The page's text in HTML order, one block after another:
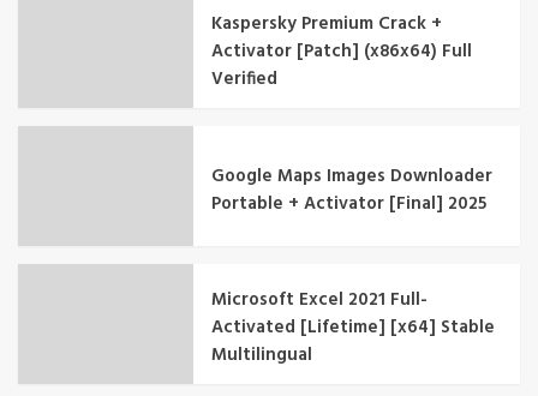
Kaspersky Premium Crack +
Activator [Patch] (x86x64) Full
Verified
Google Maps Images Downloader
Portable + Activator [Final] 2025
Microsoft Excel 2021 Full-
Activated [Lifetime] [x64] Stable
Multilingual